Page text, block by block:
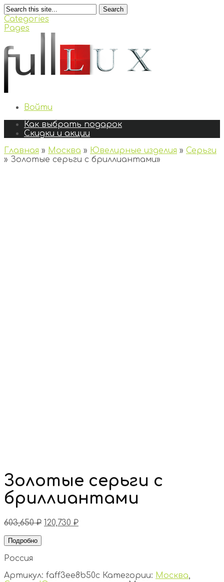
Search
Categories
Pages
Войти
Как выбрать подарок
Скидки и акции
Главная » Москва » Ювелирные изделия » Серьги
» Золотые серьги с бриллиантами»
Золотые серьги с
бриллиантами
603,650₽ 120,730 ₽
Подробно
Россия
Артикул: faff3ee8b50c Категории: Москва,